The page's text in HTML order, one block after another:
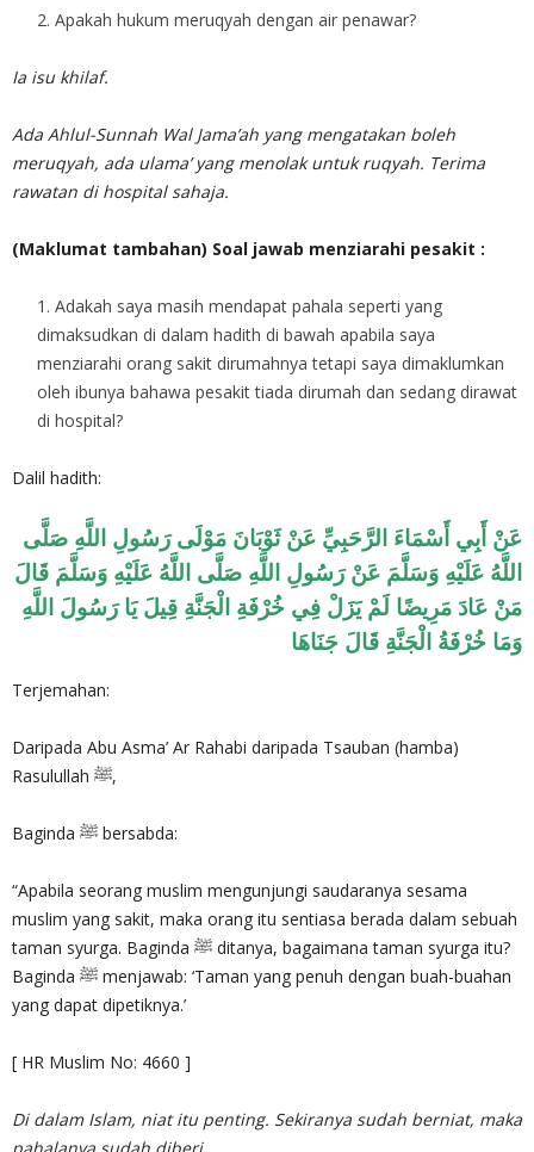
Apakah hukum meruqyah dengan air penawar?
Ia isu khilaf.
Ada Ahlul-Sunnah Wal Jama’ah yang mengatakan boleh
meruqyah, ada ulama’ yang menolak untuk ruqyah. Terima
rawatan di hospital sahaja.
(Maklumat tambahan) Soal jawab menziarahi pesakit :
Adakah saya masih mendapat pahala seperti yang
dimaksudkan di dalam hadith di bawah apabila saya
menziarahi orang sakit dirumahnya tetapi saya dimaklumkan
oleh ibunya bahawa pesakit tiada dirumah dan sedang dirawat
di hospital?
Dalil hadith:
عَنْ أَبِي أَسْمَاءَ الرَّحَبِيِّ عَنْ ثَوْبَانَ مَوْلَى رَسُولِ اللَّهِ صَلَّى
اللَّهُ عَلَيْهِ وَسَلَّمَ عَنْ رَسُولِ اللَّهِ صَلَّى اللَّهُ عَلَيْهِ وَسَلَّمَ قَالَ
مَنْ عَادَ مَرِيضًا لَمْ يَزَلْ فِي خُرْفَةِ الْجَنَّةِ قِيلَ يَا رَسُولَ اللَّهِ
وَمَا خُرْفَةُ الْجَنَّةِ قَالَ جَنَاهَا
Terjemahan:
Daripada Abu Asma’ Ar Rahabi daripada Tsauban (hamba)
Rasulullah ﷺ,
Baginda ﷺ bersabda:
“Apabila seorang muslim mengunjungi saudaranya sesama
muslim yang sakit, maka orang itu sentiasa berada dalam sebuah
taman syurga. Baginda ﷺ ditanya, bagaimana taman syurga itu?
Baginda ﷺ menjawab: ‘Taman yang penuh dengan buah-buahan
yang dapat dipetiknya.’
[ HR Muslim No: 4660 ]
Di dalam Islam, niat itu penting. Sekiranya sudah berniat, maka